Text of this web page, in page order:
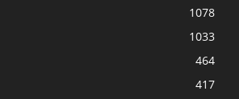
1078
1033
464
417